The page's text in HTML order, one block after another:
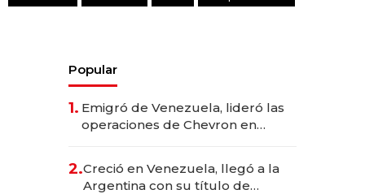
Popular
1. Emigró de Venezuela, lideró las
operaciones de Chevron en
2.Creció en Venezuela, llegó a la
Argentina con su título de